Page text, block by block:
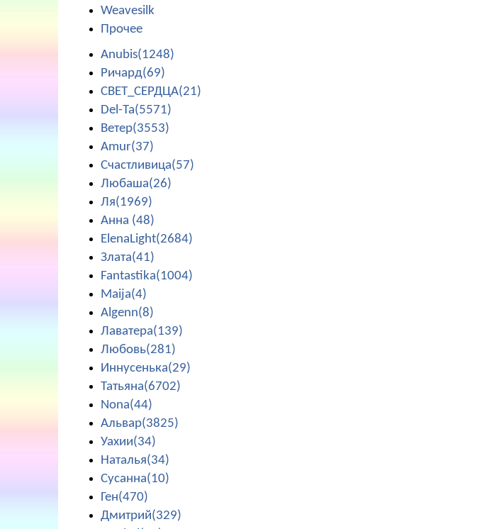
Weavesilk
Прочее
Anubis(1248)
Ричард(69)
СВЕТ_СЕРДЦА(21)
Del-Ta(5571)
Ветер(3553)
Amur(37)
Счастливица(57)
Любаша(26)
Ля(1969)
Анна (48)
ElenaLight(2684)
Злата(41)
Fantastika(1004)
Maija(4)
Algenn(8)
Лаватера(139)
Любовь(281)
Иннусенька(29)
Татьяна(6702)
Nona(44)
Альвар(3825)
Уахии(34)
Наталья(34)
Сусанна(10)
Ген(470)
Дмитрий(329)